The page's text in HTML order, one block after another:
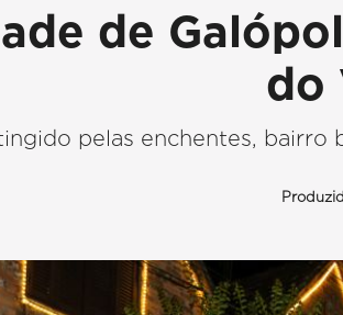
de
do
pelas enchentes, bairro